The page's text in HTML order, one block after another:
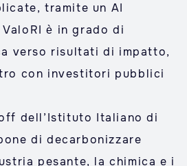
tramite un AI
è in grado di
verso risultati di impatto,
con investitori pubblici
dell’Istituto Italiano di
di decarbonizzare
pesante, la chimica e i